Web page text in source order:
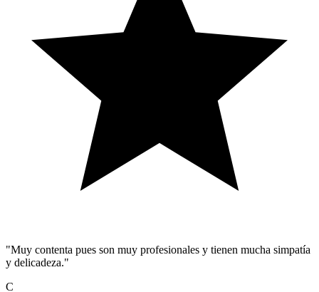
"Muy contenta pues son muy profesionales y tienen mucha simpatía
y delicadeza."
C